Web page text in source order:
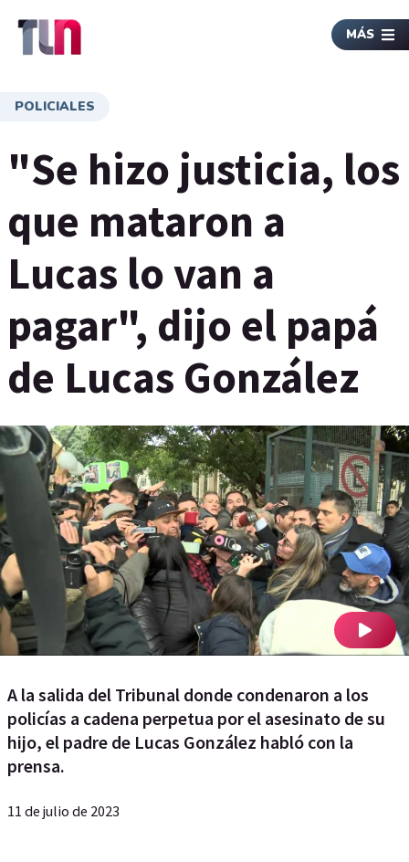
MÁS
POLICIALES
"Se hizo justicia, los
que mataron a
Lucas lo van a
pagar", dijo el papá
de Lucas González
A la salida del Tribunal donde condenaron a los
policías a cadena perpetua por el asesinato de su
hijo, el padre de Lucas González habló con la
prensa.
11 de julio de 2023